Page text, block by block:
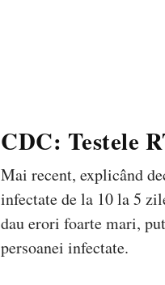
CDC: Testele
Mai recent, explicând
infectate de la 10 la 5
dau erori foarte mari,
persoanei infectate.